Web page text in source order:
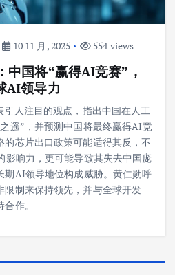
10 11 月, 2025 554 views
中国将“赢得AI竞赛”，
AI领导力
引人注目的观点，指出中国在人工
遥”，并预测中国将最终赢得AI竞
芯片出口政策可能适得其反，不
影响力，更可能导致其失去中国庞
期AI领导地位构成威胁。黄仁勋呼
限制来保持领先，并与全球开发
作。